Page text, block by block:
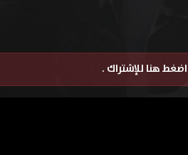
اضغط هنا للإشتراك .